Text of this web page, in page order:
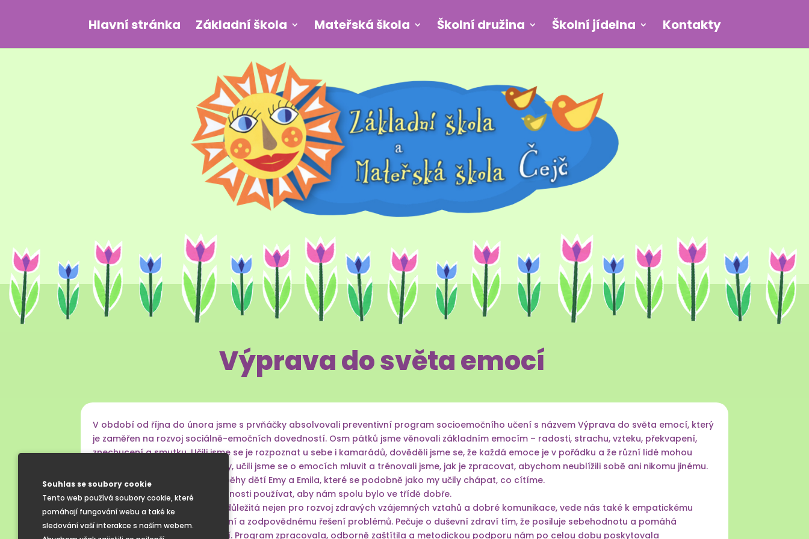
Souhlas se soubory cookie
Tento web používá soubory cookie, které
pomáhají fungování webu a také ke
sledování vaší interakce s naším webem.
Hlavní stránka Základní škola Mateřská škola Školní družina Školní jídelna Kontakty
Výprava do světa emocí
V období od října do února jsme s prvňáčky absolvovali preventivní program socioemočního učení s názvem Výprava do světa emocí, který
je zaměřen na rozvoj sociálně-emočních dovedností. Osm pátků jsme věnovali základním emocím – radosti, strachu, vzteku, překvapení,
znechucení a smutku. Učili jsme se je rozpoznat u sebe i kamarádů, dověděli jsme se, že každá emoce je v pořádku a že různí lidé mohou
stejnou situaci cítit jinak než my, učili jsme se o emocích mluvit a trénovali jsme, jak je zpracovat, abychom neublížili sobě ani nikomu jinému.
Programem nás provázely příběhy dětí Emy a Emila, které se podobně jako my učily chápat, co cítíme.
Teď se snažíme získané dovednosti používat, aby nám spolu bylo ve třídě dobře.
Výuka emoční gramotnosti je důležitá nejen pro rozvoj zdravých vzájemných vztahů a dobré komunikace, vede nás také k empatickému
jednání, vzájemnému pochopení a zodpovědnému řešení problémů. Pečuje o duševní zdraví tím, že posiluje sebehodnotu a pomáhá
předcházet rizikovému chování. Program zpracovala, odborně zaštítila a metodickou podporu nám po celou dobu poskytovala